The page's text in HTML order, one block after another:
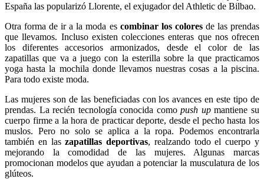
España las popularizó Llorente, el exjugador del Athletic de Bilbao.
Otra forma de ir a la moda es combinar los coloresde las prendas
que llevamos. Incluso existen colecciones enteras que nos ofrecen
los diferentes accesorios armonizados, desde el color de las
zapatillas que va a juego con la esterilla sobre la que practicamos
yoga hasta la mochila donde llevamos nuestras cosas a la piscina.
Para todo existe moda.
Las mujeres son de las beneficiadas con los avances en este tipo de
prendas. La recién tecnología conocida comopush upmantiene su
cuerpo firme a la hora de practicar deporte, desde el pecho hasta los
muslos. Pero no solo se aplica a la ropa. Podemos encontrarla
también en laszapatillas deportivas, realzando todo el cuerpo y
mejorando la comodidad de las mujeres. Algunas marcas
promocionan modelos que ayudan a potenciar la musculatura de los
glúteos.